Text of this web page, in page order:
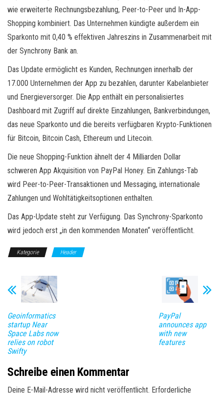
wie erweiterte Rechnungsbezahlung, Peer-to-Peer und In-App-
Shopping kombiniert. Das Unternehmen kündigte außerdem ein
Sparkonto mit 0,40 % effektiven Jahreszins in Zusammenarbeit mit
der Synchrony Bank an.
Das Update ermöglicht es Kunden, Rechnungen innerhalb der
17.000 Unternehmen der App zu bezahlen, darunter Kabelanbieter
und Energieversorger. Die App enthält ein personalisiertes
Dashboard mit Zugriff auf direkte Einzahlungen, Bankverbindungen,
das neue Sparkonto und die bereits verfügbaren Krypto-Funktionen
für Bitcoin, Bitcoin Cash, Ethereum und Litecoin.
Die neue Shopping-Funktion ähnelt der 4 Milliarden Dollar
schweren App Akquisition von PayPal Honey. Ein Zahlungs-Tab
wird Peer-to-Peer-Transaktionen und Messaging, internationale
Zahlungen und Wohltätigkeitsoptionen enthalten.
Das App-Update steht zur Verfügung. Das Synchrony-Sparkonto
wird jedoch erst „in den kommenden Monaten“ veröffentlicht.
Kategorie Header
Geoinformatics
startup Near
Space Labs now
relies on robot
Swifty
PayPal
announces app
with new
features
Schreibe einen Kommentar
Deine E-Mail-Adresse wird nicht veröffentlicht. Erforderliche